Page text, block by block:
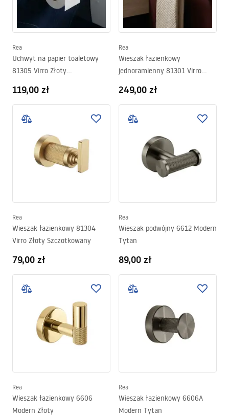
Rea
Uchwyt na papier toaletowy
81305 Virro Złoty
119,00 zł
Rea
Wieszak łazienkowy
jednoramienny 81301 Virro
249,00 zł
Rea
Wieszak łazienkowy 81304
Virro Złoty Szczotkowany
79,00 zł
Rea
Wieszak podwójny 6612 Modern
Tytan
89,00 zł
Rea
Wieszak łazienkowy 6606
Modern Złoty
Rea
Wieszak łazienkowy 6606A
Modern Tytan